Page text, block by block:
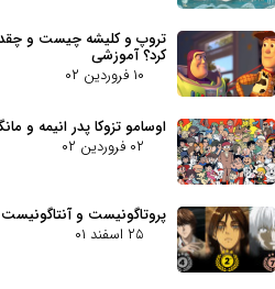
تروپ و کلیشه چیست و چقدر
کرد؟ آموزشی
۱۰ فروردین ۰۲
اوسامو تزوکا پدر انیمه و
۰۲ فروردین ۰۲
پروتاگونیست و
۲۵ اسفند ۰۱